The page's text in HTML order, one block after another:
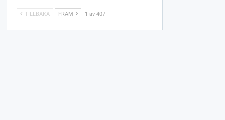
TILLBAKA FRAM 1 av 407